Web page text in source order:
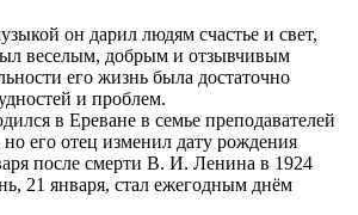
он дарил людям счастье и свет,
веселым, добрым и отзывчивым
его жизнь была достаточно
и проблем.
в Ереване в семье преподавателей
но его отец изменил дату рождения
после смерти В. И. Ленина в 1924
21 января, стал ежегодным днём